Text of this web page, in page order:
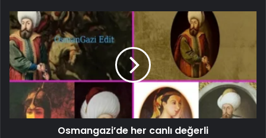
Osmangazi’de her canlı değerli